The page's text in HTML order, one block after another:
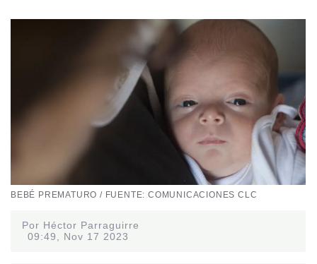
BEBÉ PREMATURO / FUENTE: COMUNICACIONES CLC
Por Héctor Parraguirre
09:49, Nov 17 2023